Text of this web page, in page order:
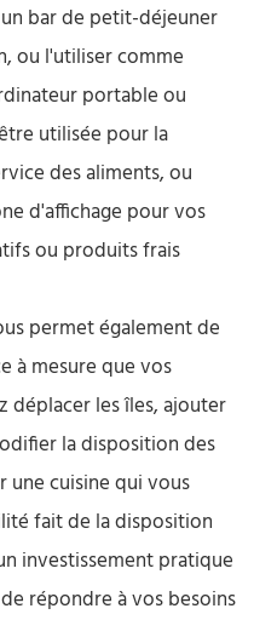
bar de petit-déjeuner
ou l'utiliser comme
portable ou
utilisée pour la
des aliments, ou
d'affichage pour vos
ou produits frais
permet également de
à mesure que vos
déplacer les îles, ajouter
la disposition des
cuisine qui vous
fait de la disposition
investissement pratique
répondre à vos besoins